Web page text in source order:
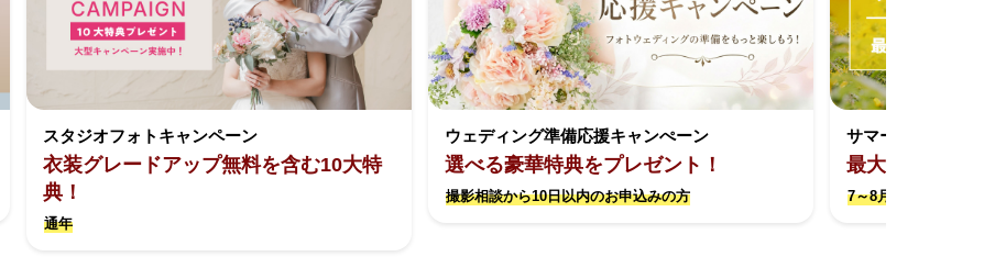
スタジオフォトキャンペーン
衣装グレードアップ無料を含む10大特
典！
通年
ウェディング準備応援キャンぺーン
選べる豪華特典をプレゼント！
撮影相談から10日以内のお申込みの方
サマーキャンペーン
最大約17万円お
7～8月撮影限定